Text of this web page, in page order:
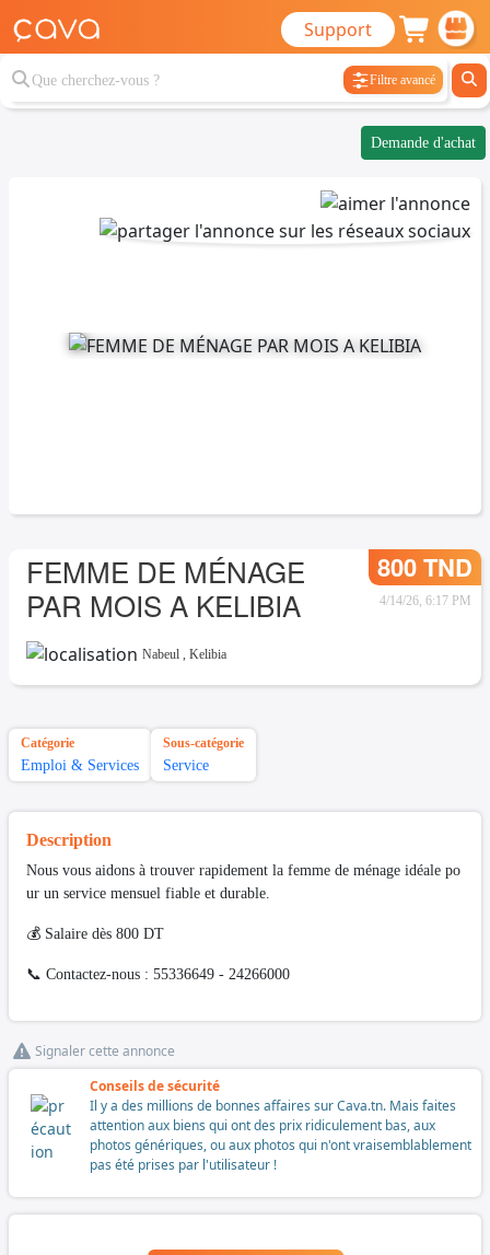
Support
Filtre avancé
Demande d'achat
FEMME DE MÉNAGE
PAR MOIS A KELIBIA
800 TND
4/14/26, 6:17 PM
Nabeul , Kelibia
Catégorie
Emploi & Services
Sous-catégorie
Service
Description
Nous vous aidons à trouver rapidement la femme de ménage idéale po
ur un service mensuel fiable et durable.
💰 Salaire dès 800 DT
📞 Contactez-nous : 55336649 - 24266000
Signaler cette annonce
Conseils de sécurité
Il y a des millions de bonnes affaires sur Cava.tn. Mais faites
attention aux biens qui ont des prix ridiculement bas, aux
photos génériques, ou aux photos qui n'ont vraisemblablement
pas été prises par l'utilisateur !